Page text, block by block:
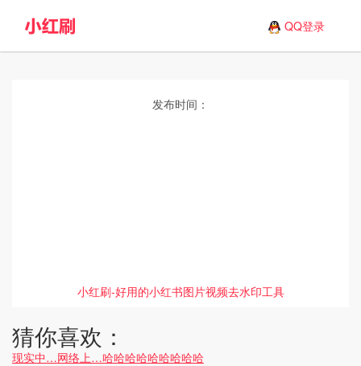
QQ登录
发布时间：
小红刷-好用的小红书图片视频去水印工具
猜你喜欢：
现实中…网络上…哈哈哈哈哈哈哈哈哈